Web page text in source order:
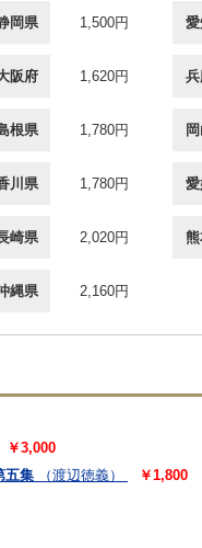
岡県 1,500円
阪府 1,620円
根県 1,780円
川県 1,780円
崎県 2,020円
縄県 2,160円
￥3,000
五集
（渡辺徳義）
￥1,800